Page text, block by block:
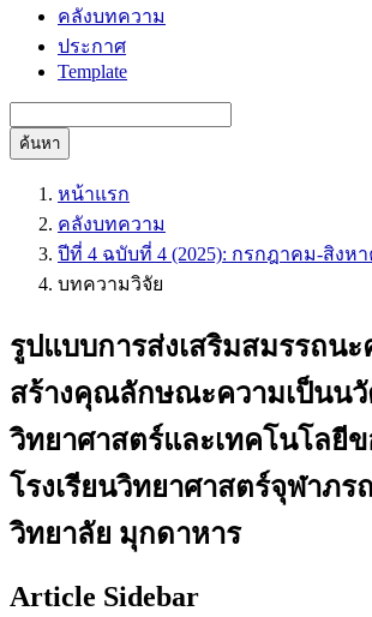
คลังบทความ
ประกาศ
Template
ค้นหา
หน้าแรก
คลังบทความ
ปีที่ 4 ฉบับที่ 4 (2025): กรกฎาคม-สิงหา
บทความวิจัย
รูปแบบการส่งเสริมสมรรถนะ
สร้างคุณลักษณะความเป็นน
วิทยาศาสตร์และเทคโนโลยีข
โรงเรียนวิทยาศาสตร์จุฬาภ
วิทยาลัย มุกดาหาร
Article Sidebar